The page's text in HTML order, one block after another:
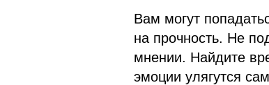
Вам могут
на прочность. Не
мнении. Найдите
эмоции улягутся